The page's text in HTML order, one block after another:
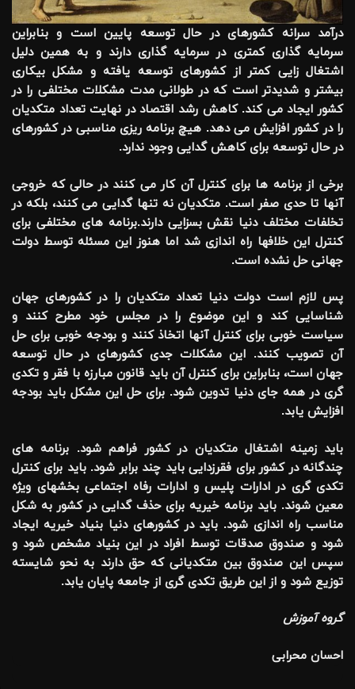
درآمد سرانه کشورهای در حال توسعه پایین است و بنابراین
سرمایه گذاری کمتری در سرمایه گذاری دارند و به همین دلیل
اشتغال زایی کمتر از کشورهای توسعه یافته و مشکل بیکاری
بیشتر و شدیدتر است که در طولانی مدت مشکلات مختلفی را در
کشور ایجاد می کند. کاهش رشد اقتصاد در نهایت تعداد متکدیان
را در کشور افزایش می دهد. هیچ برنامه ریزی مناسبی در کشورهای
در حال توسعه برای کاهش گدایی وجود ندارد.
برخی از برنامه ها برای کنترل آن کار می کنند در حالی که خروجی
آنها تا حدی صفر است. متکدیان نه تنها گدایی می کنند، بلکه در
تخلفات مختلف دنیا نقش بسزایی دارند.برنامه های مختلفی برای
کنترل این خلافها راه اندازی شد اما هنوز این مسئله توسط دولت
جهانی حل نشده است.
پس لازم است دولت دنیا تعداد متکدیان را در کشورهای جهان
شناسایی کند و این موضوع را در مجلس خود مطرح کنند و
سیاست خوبی برای کنترل آنها اتخاذ کنند و بودجه خوبی برای حل
آن تصویب کنند. این مشکلات جدی کشورهای در حال توسعه
جهان است، بنابراین برای کنترل آن باید قانون مبارزه با فقر و تکدی
گری در همه جای دنیا تدوین شود. برای حل این مشکل باید بودجه
افزایش یابد.
باید زمینه اشتغال متکدیان در کشور فراهم شود. برنامه های
چندگانه در کشور برای فقرزدایی باید چند برابر شود. باید برای کنترل
تکدی گری در ادارات پلیس و ادارات رفاه اجتماعی بخشهای ویژه
معین شوند. باید برنامه خیریه برای حذف گدایی در کشور به شکل
مناسب راه اندازی شود. باید در کشورهای دنیا بنیاد خیریه ایجاد
شود و صندوق صدقات توسط افراد در این بنیاد مشخص شود و
سپس این صندوق بین متکدیانی که حق دارند به نحو شایسته
توزیع شود و از این طریق تکدی گری از جامعه پایان یابد.
گروه آموزش
احسان محرابی